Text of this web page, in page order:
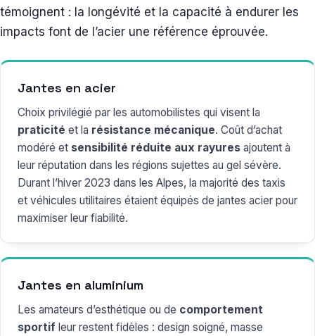
témoignent : la longévité et la capacité à endurer les
impacts font de l’acier une référence éprouvée.
Jantes en acier
Choix privilégié par les automobilistes qui visent la
praticité et la résistance mécanique. Coût d’achat
modéré et sensibilité réduite aux rayures ajoutent à
leur réputation dans les régions sujettes au gel sévère.
Durant l’hiver 2023 dans les Alpes, la majorité des taxis
et véhicules utilitaires étaient équipés de jantes acier pour
maximiser leur fiabilité.
Jantes en aluminium
Les amateurs d’esthétique ou de comportement
sportif leur restent fidèles : design soigné, masse